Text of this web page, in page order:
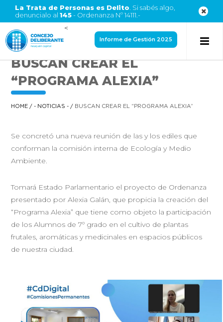
La Trata de Personas es Delito . Si sabés algo,
denuncialo al 145- Ordenanza Nº 14111.-
<
Informe de Gestión 2025
BUSCAN CREAR EL
“PROGRAMA ALEXIA”
HOME /- NOTICIAS - / BUSCAN CREAR EL “PROGRAMA ALEXIA”
Se concretó una nueva reunión de las y los ediles que
conforman la comisión interna de Ecología y Medio
Ambiente.
Tomará Estado Parlamentario el proyecto de Ordenanza
presentado por Alexia Galán, que propicia la creación del
“Programa Alexia” que tiene como objeto la participación
de los Alumnos de 7º grado en el cultivo de plantas
frutales, aromáticas y medicinales en espacios públicos
de nuestra ciudad.